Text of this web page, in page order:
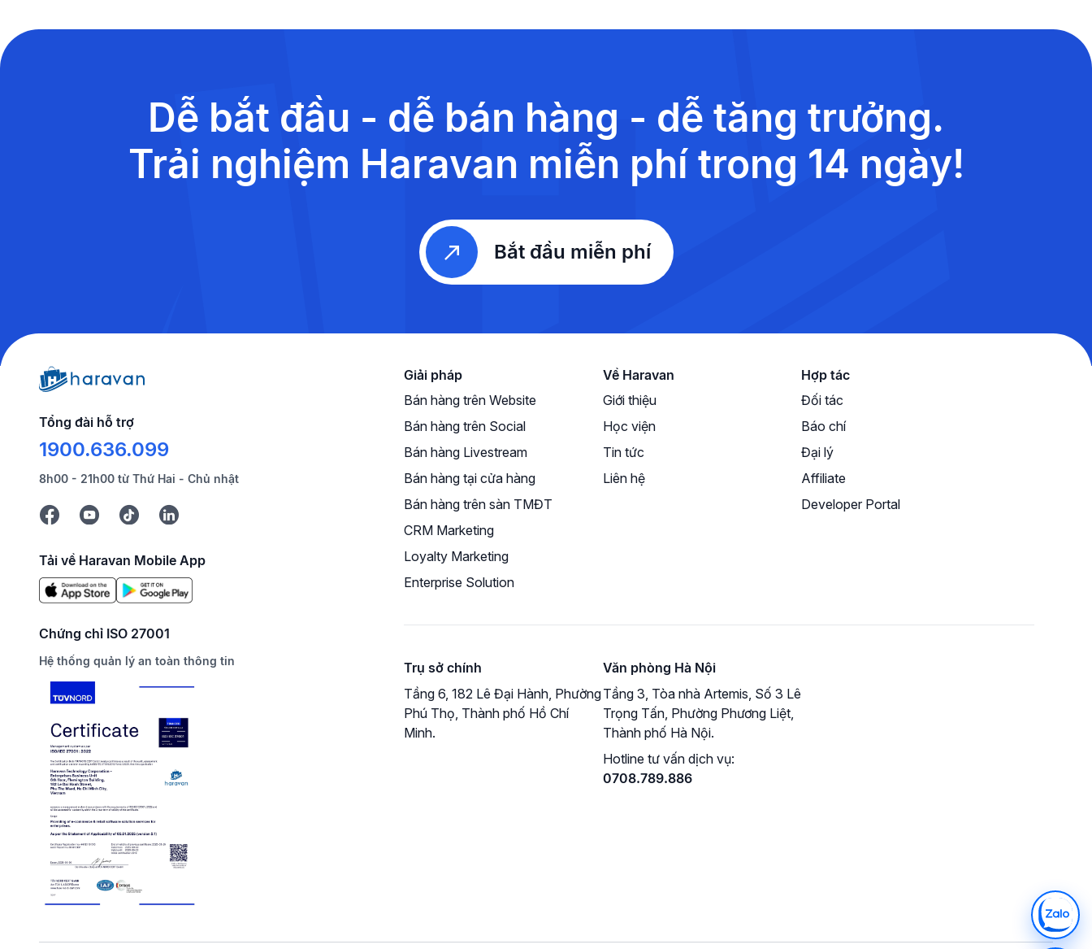
Dễ bắt đầu - dễ bán hàng - dễ tăng trưởng.
Trải nghiệm Haravan miễn phí trong 14 ngày!
Bắt đầu miễn phí
Tổng đài hỗ trợ
1900.636.099
8h00 - 21h00 từ Thứ Hai - Chủ nhật
Tải về Haravan Mobile App
Chứng chỉ ISO 27001
Hệ thống quản lý an toàn thông tin
Giải pháp
Bán hàng trên Website
Bán hàng trên Social
Bán hàng Livestream
Bán hàng tại cửa hàng
Bán hàng trên sàn TMĐT
CRM Marketing
Loyalty Marketing
Enterprise Solution
Về Haravan
Giới thiệu
Học viện
Tin tức
Liên hệ
Hợp tác
Đối tác
Báo chí
Đại lý
Affiliate
Developer Portal
Trụ sở chính
Tầng 6, 182 Lê Đại Hành, Phường
Phú Thọ, Thành phố Hồ Chí
Minh.
Văn phòng Hà Nội
Tầng 3, Tòa nhà Artemis, Số 3 Lê
Trọng Tấn, Phường Phương Liệt,
Thành phố Hà Nội.
Hotline tư vấn dịch vụ:
0708.789.886